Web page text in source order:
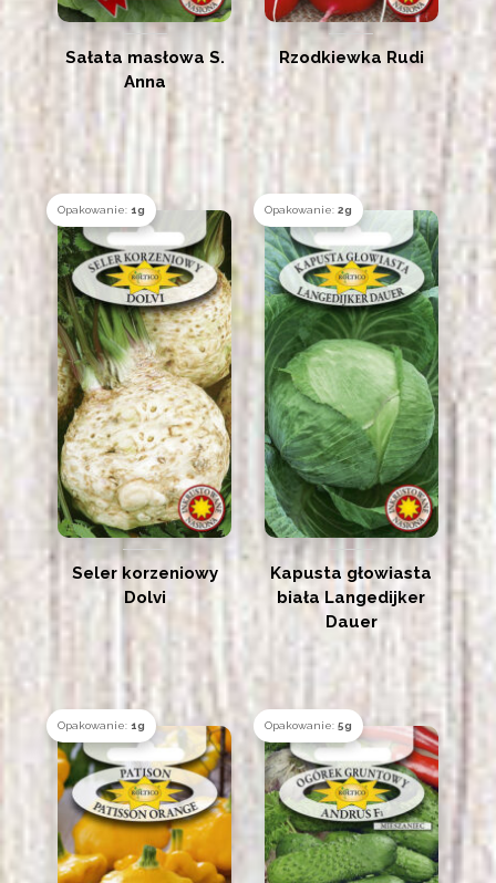
Sałata masłowa S.
Anna
Rzodkiewka Rudi
Opakowanie:1g
Seler korzeniowy
Dolvi
Opakowanie: 2g
Kapusta głowiasta
biała Langedijker
Dauer
Opakowanie:1g Opakowanie: 5g